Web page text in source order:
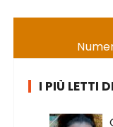
I PIÙ LETTI